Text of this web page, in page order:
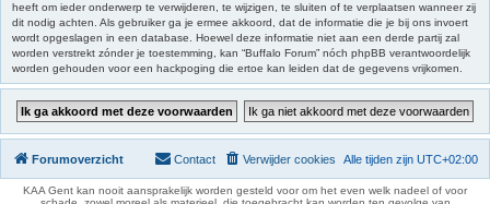
heeft om ieder onderwerp te verwijderen, te wijzigen, te sluiten of te verplaatsen wanneer zij
dit nodig achten. Als gebruiker ga je ermee akkoord, dat de informatie die je bij ons invoert
wordt opgeslagen in een database. Hoewel deze informatie niet aan een derde partij zal
worden verstrekt zónder je toestemming, kan “Buffalo Forum” nóch phpBB verantwoordelijk
worden gehouden voor een hackpoging die ertoe kan leiden dat de gegevens vrijkomen.
Forumoverzicht Alle tijden zijn UTC+02:00
Verwijder cookies
Contact
KAA Gent kan nooit aansprakelijk worden gesteld voor om het even welk nadeel of voor